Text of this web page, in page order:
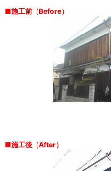
■施工前（Before）
■施工後（After）